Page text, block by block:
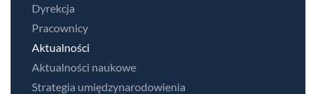
Dyrekcja
Pracownicy
Aktualności
Aktualności naukowe
Strategia umiędzynarodowienia